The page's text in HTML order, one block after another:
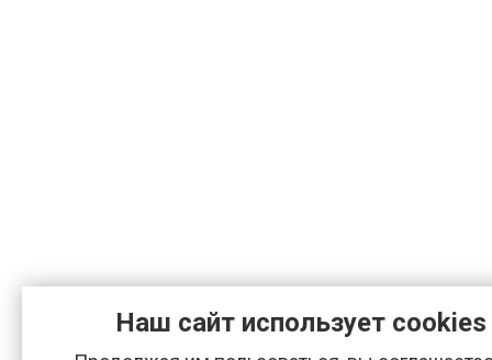
Наш сайт использует cookies